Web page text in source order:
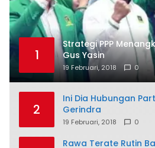
1
Strategi PPP
Gus Yasin
19 Februari, 2018 0
2
Ini Dia Hubungan
Gerindra
19 Februari, 2018 0
Rawa Terate Rutin